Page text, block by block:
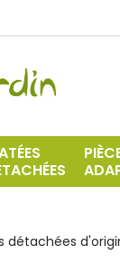
détachées